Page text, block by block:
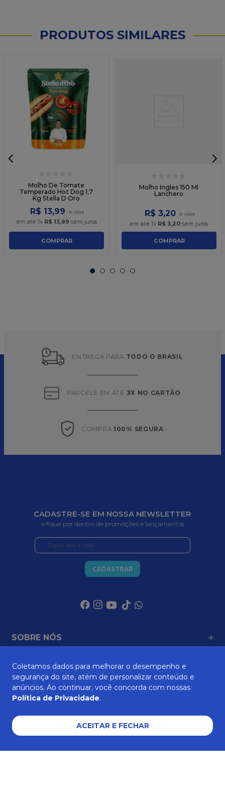
PRODUTOS SIMILARES
☆ ☆ ☆ ☆ ☆
Molho De Tomate
Temperado Hot Dog 1,7
Kg Stella D Oro
R$ 13,99
em até 1x R$ 13,99 sem juros
COMPRAR
☆ ☆ ☆ ☆ ☆
Molho Ingles 150 Ml
Lanchero
R$ 3,20
em até 1x R$ 3,20 sem juros
COMPRAR
ENTREGA PARA TODO O BRASIL
PARCELE EM ATÉ 3X NO CARTÃO
COMPRA 100% SEGURA
CADASTRE-SE EM NOSSA NEWSLETTER
e fique por dentro de promoções e lançamentos
CADASTRAR
SOBRE NÓS
ATENDIMENTO
AJUDA E SUPORTE
Coletamos dados para melhorar o desempenho e
segurança do site, atém de personalizar conteúdo e
anúncios. Ao continuar, você concorda com nossas
Política de Privacidade.
ACEITAR E FECHAR